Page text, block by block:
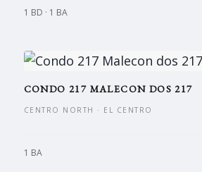
1 BD · 1 BA
CONDO 217 MALECON DOS 217
CENTRO NORTH · EL CENTRO
1 BA